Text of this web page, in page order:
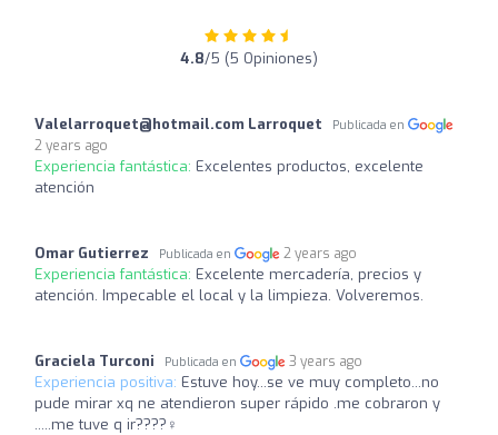
4.8/5 (5 Opiniones)
Valelarroquet@hotmail.com Larroquet Publicada en
2 years ago
Experiencia fantástica: Excelentes productos, excelente
atención
Omar Gutierrez Publicada en 2 years ago
Experiencia fantástica: Excelente mercadería, precios y
atención. Impecable el local y la limpieza. Volveremos.
Graciela Turconi Publicada en 3 years ago
Experiencia positiva: Estuve hoy...se ve muy completo...no
pude mirar xq ne atendieron super rápido .me cobraron y
.....me tuve q ir????‍♀️